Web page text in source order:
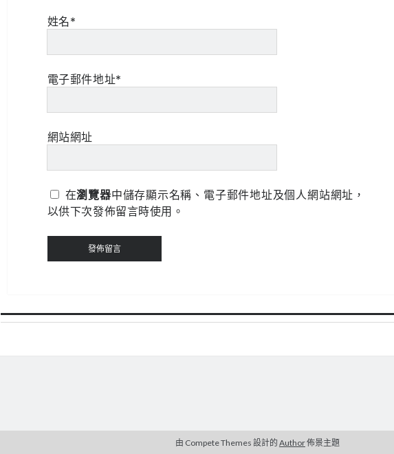
姓名*
電子郵件地址*
網站網址
在瀏覽器中儲存顯示名稱、電子郵件地址及個人網站網址，
以供下次發佈留言時使用。
由 Compete Themes 設計的 Author佈景主題